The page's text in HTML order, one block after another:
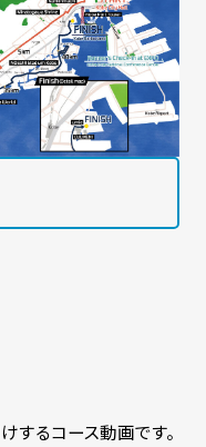
するコース動画です。